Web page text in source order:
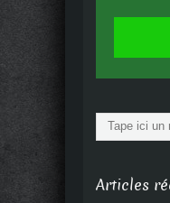
Rechercher
Articles